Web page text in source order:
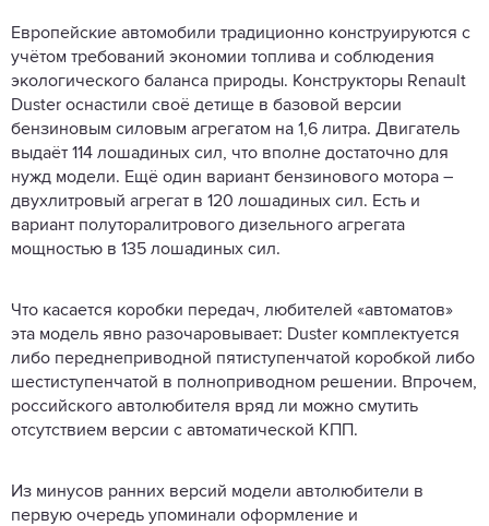
Европейские автомобили традиционно конструируются с
учётом требований экономии топлива и соблюдения
экологического баланса природы. Конструкторы Renault
Duster оснастили своё детище в базовой версии
бензиновым силовым агрегатом на 1,6 литра. Двигатель
выдаёт 114 лошадиных сил, что вполне достаточно для
нужд модели. Ещё один вариант бензинового мотора –
двухлитровый агрегат в 120 лошадиных сил. Есть и
вариант полуторалитрового дизельного агрегата
мощностью в 135 лошадиных сил.
Что касается коробки передач, любителей «автоматов»
эта модель явно разочаровывает: Duster комплектуется
либо переднеприводной пятиступенчатой коробкой либо
шестиступенчатой в полноприводном решении. Впрочем,
российского автолюбителя вряд ли можно смутить
отсутствием версии с автоматической КПП.
Из минусов ранних версий модели автолюбители в
первую очередь упоминали оформление и